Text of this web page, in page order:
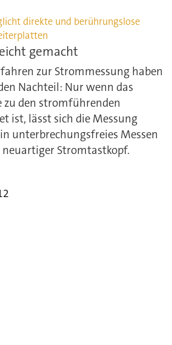
direkte und berührungslose
gemacht
zur Strommessung haben
Nachteil: Nur wenn das
zu den stromführenden
ist, lässt sich die Messung
unterbrechungsfreies Messen
Stromtastkopf.